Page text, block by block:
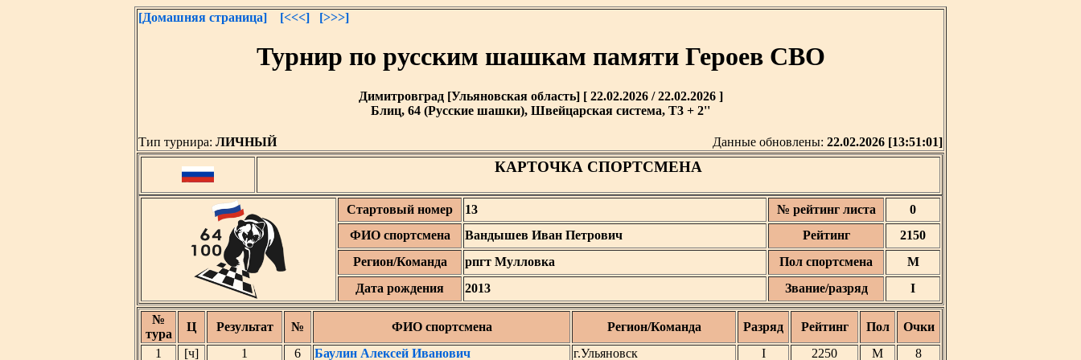
[Домашняя страница] [<<<] [>>>]
Турнир по русским шашкам памяти Героев СВО
Димитровград [Ульяновская область] [ 22.02.2026 / 22.02.2026 ]
Блиц, 64 (Русские шашки), Швейцарская система, T3 + 2''
Тип турнира: ЛИЧНЫЙ Данные обновлены: 22.02.2026 [13:51:01]
КАРТОЧКА СПОРТСМЕНА
Стартовый номер 13 № рейтинг листа
0
ФИО спортсмена
Вандышев Иван Петрович Рейтинг
2150
Регион/Команда
рпгт Мулловка Пол спортсмена
М
Дата рождения
2013 Звание/разряд I
№
тура
Ц Результат № ФИО спортсмена Регион/Команда Разряд Рейтинг Пол
Очки
1
[ч] 1 6 Баулин Алексей Иванович г.Ульяновск I 2250 М 8